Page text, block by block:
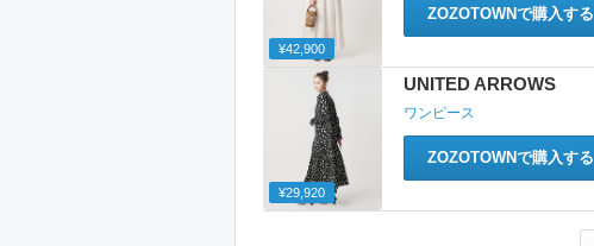
¥42,900
ZOZOTOWNで購入する
¥29,920
UNITED ARROWS
ワンピース
ZOZOTOWNで購入する